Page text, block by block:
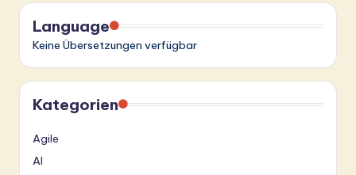
Language
Keine Übersetzungen verfügbar
Kategorien
Agile
AI